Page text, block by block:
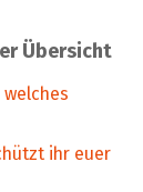
Übersicht
ihr euer